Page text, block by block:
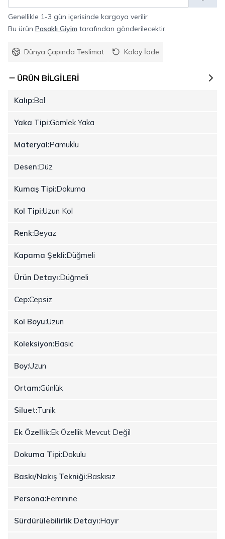
Genellikle 1-3 gün içerisinde kargoya verilir
Bu ürün Pasaklı Giyim tarafından gönderilecektir.
Dünya Çapında Teslimat Kolay İade
ÜRÜN BILGILERI
Kalıp:Bol
Yaka Tipi:Gömlek Yaka
Materyal:Pamuklu
Desen:Düz
Kumaş Tipi:Dokuma
Kol Tipi:Uzun Kol
Renk:Beyaz
Kapama Şekli:Düğmeli
Ürün Detayı:Düğmeli
Cep:Cepsiz
Kol Boyu:Uzun
Koleksiyon:Basic
Boy:Uzun
Ortam:Günlük
Siluet:Tunik
Ek Özellik:Ek Özellik Mevcut Değil
Dokuma Tipi:Dokulu
Baskı/Nakış Tekniği:Baskısız
Persona:Feminine
Sürdürülebilirlik Detayı:Hayır